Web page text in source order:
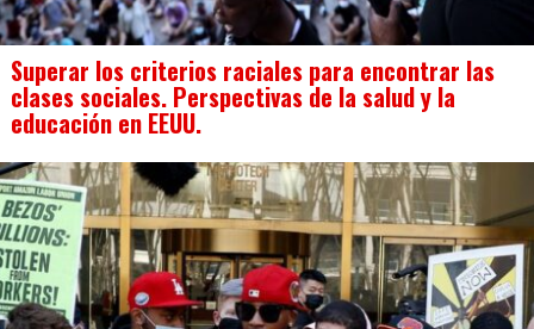
Superar los criterios raciales para encontrar las
clases sociales. Perspectivas de la salud y la
educación en EEUU.